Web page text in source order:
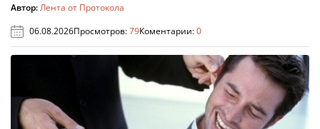
Автор:Лента от Протокола
06.08.2026Просмотров:79Коментарии:0